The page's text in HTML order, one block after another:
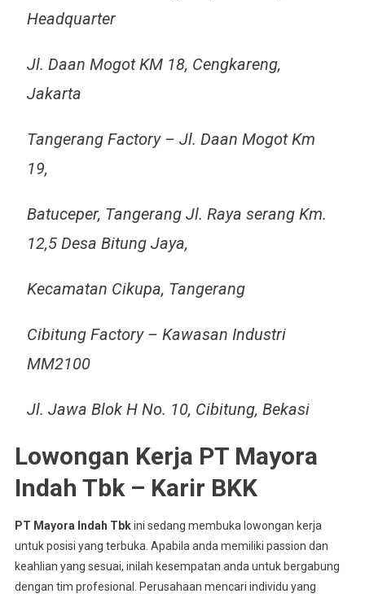
Headquarter
Jl. Daan Mogot KM 18, Cengkareng,
Jakarta
Tangerang Factory – Jl. Daan Mogot Km
19,
Batuceper, Tangerang Jl. Raya serang Km.
12,5 Desa Bitung Jaya,
Kecamatan Cikupa, Tangerang
Cibitung Factory – Kawasan Industri
MM2100
Jl. Jawa Blok H No. 10, Cibitung, Bekasi
Lowongan Kerja PT Mayora
Indah Tbk – Karir BKK
PT Mayora Indah Tbkini sedang membuka lowongan kerja
untuk posisi yang terbuka. Apabila anda memiliki passion dan
keahlian yang sesuai, inilah kesempatan anda untuk bergabung
dengan tim profesional. Perusahaan mencari individu yang